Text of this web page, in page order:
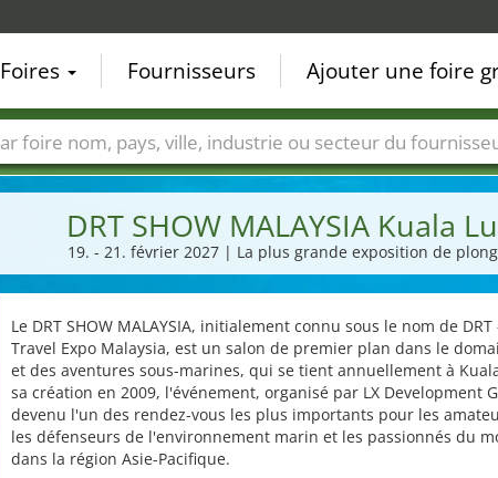
DRT SHOW MALAYSIA Kuala
19. - 21. février 2027 | La plus grande exposition de
Le DRT SHOW MALAYSIA, initialement connu sous le nom de
Travel Expo Malaysia, est un salon de premier plan dans le
et des aventures sous-marines, qui se tient annuellement à
sa création en 2009, l'événement, organisé par LX Development
devenu l'un des rendez-vous les plus importants pour les
les défenseurs de l'environnement marin et les passionnés du
dans la région Asie-Pacifique.
Foires Fournisseurs Ajouter une foire
Pays Villes Secteurs de foire Secteurs du